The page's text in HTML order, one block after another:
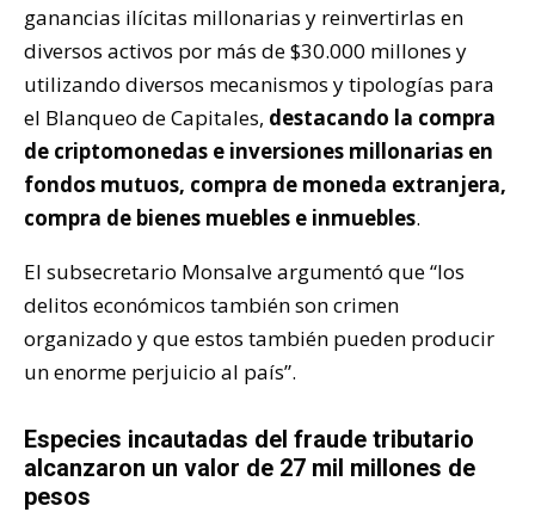
ganancias ilícitas millonarias y reinvertirlas en
diversos activos por más de $30.000 millones y
utilizando diversos mecanismos y tipologías para
el Blanqueo de Capitales, destacando la compra
de criptomonedas e inversiones millonarias en
fondos mutuos, compra de moneda extranjera,
compra de bienes muebles e inmuebles.
El subsecretario Monsalve argumentó que “los
delitos económicos también son crimen
organizado y que estos también pueden producir
un enorme perjuicio al país”.
Especies incautadas del fraude tributario
alcanzaron un valor de 27 mil millones de
pesos